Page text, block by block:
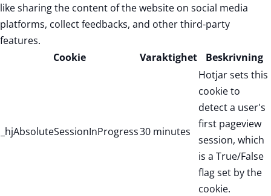
like sharing the content of the website on social media
platforms, collect feedbacks, and other third-party
features.
Cookie
Varaktighet Beskrivning
_hjAbsoluteSessionInProgress30 minutes
Hotjar sets this
cookie to
detect a user's
first pageview
session, which
is a True/False
flag set by the
cookie.